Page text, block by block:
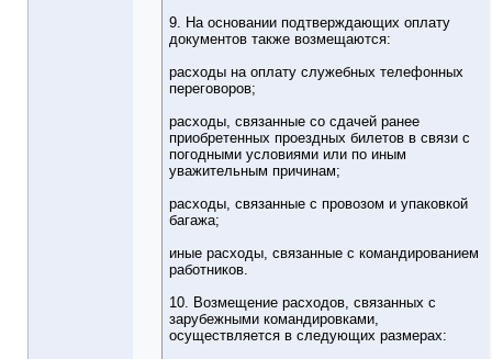
9. На основании подтверждающих оплату
документов также возмещаются:
расходы на оплату служебных телефонных
переговоров;
расходы, связанные со сдачей ранее
приобретенных проездных билетов в связи с
погодными условиями или по иным
уважительным причинам;
расходы, связанные с провозом и упаковкой
багажа;
иные расходы, связанные с командированием
работников.
10. Возмещение расходов, связанных с
зарубежными командировками,
осуществляется в следующих размерах: